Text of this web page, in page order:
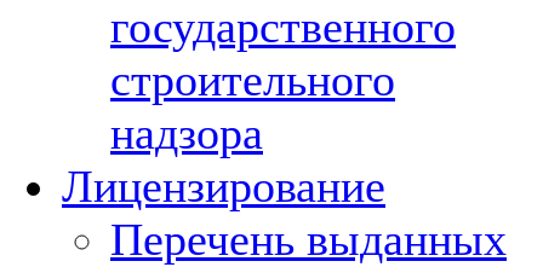
государственного
строительного
надзора
Лицензирование
Перечень выданных